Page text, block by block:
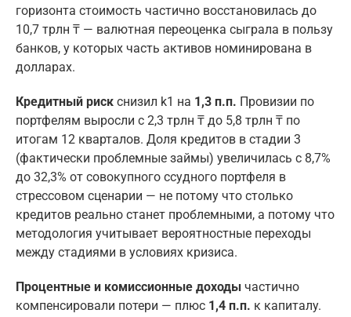
горизонта стоимость частично восстановилась до
10,7 трлн ₸ — валютная переоценка сыграла в пользу
банков, у которых часть активов номинирована в
долларах.
Кредитный риск снизил k1 на 1,3 п.п. Провизии по
портфелям выросли с 2,3 трлн ₸ до 5,8 трлн ₸ по
итогам 12 кварталов. Доля кредитов в стадии 3
(фактически проблемные займы) увеличилась с 8,7%
до 32,3% от совокупного ссудного портфеля в
стрессовом сценарии — не потому что столько
кредитов реально станет проблемными, а потому что
методология учитывает вероятностные переходы
между стадиями в условиях кризиса.
Процентные и комиссионные доходы частично
компенсировали потери — плюс 1,4 п.п. к капиталу.